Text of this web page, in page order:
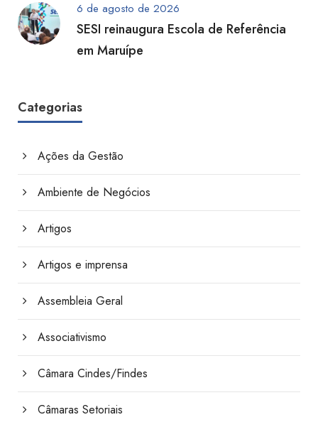
6 de agosto de 2026
SESI reinaugura Escola de Referência
em Maruípe
Categorias
Ações da Gestão
Ambiente de Negócios
Artigos
Artigos e imprensa
Assembleia Geral
Associativismo
Câmara Cindes/Findes
Câmaras Setoriais